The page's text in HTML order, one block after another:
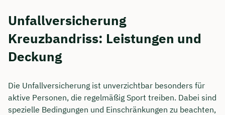
Unfallversicherung
Kreuzbandriss: Leistungen und
Deckung
Die Unfallversicherung ist unverzichtbar besonders für
aktive Personen, die regelmäßig Sport treiben. Dabei sind
spezielle Bedingungen und Einschränkungen zu beachten,